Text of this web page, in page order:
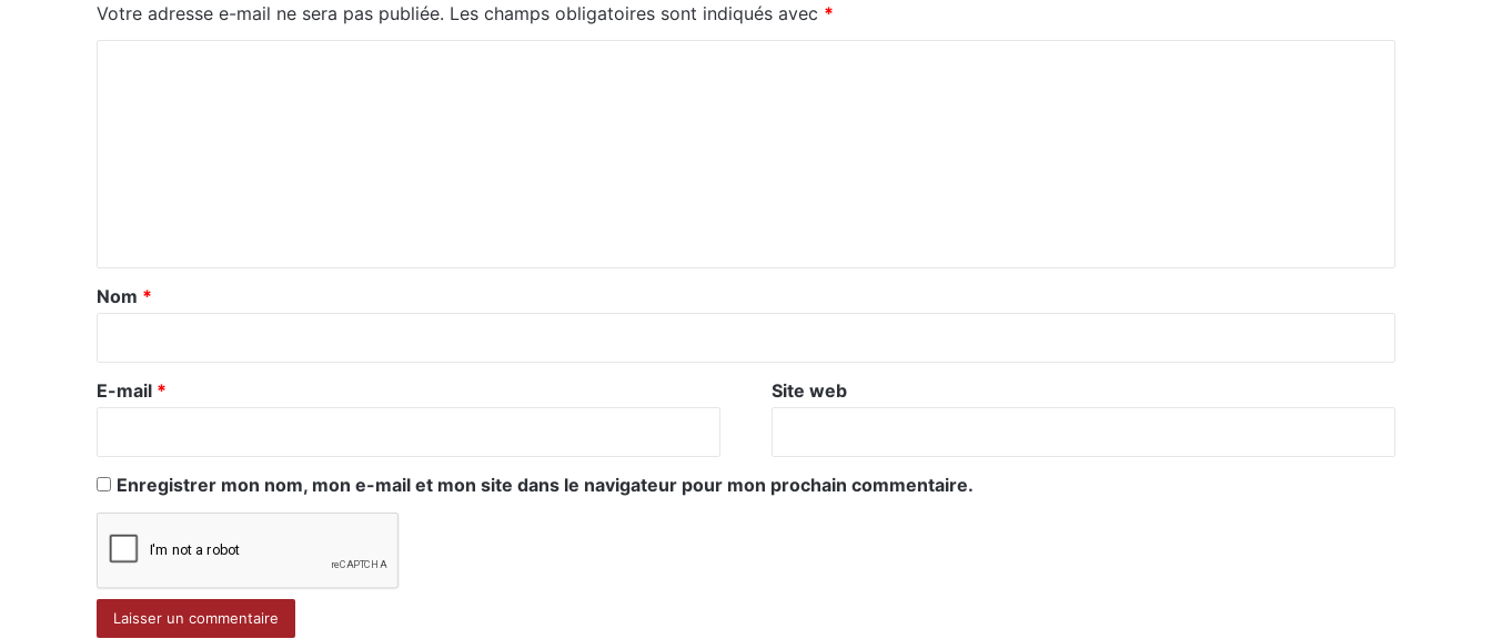
Votre adresse e-mail ne sera pas publiée. Les champs obligatoires sont indiqués avec *
a
e
Nom *
E-mail * Site web
Enregistrer mon nom, mon e-mail et mon site dans le navigateur pour mon prochain commentaire.